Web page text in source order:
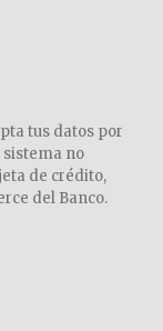
tus datos por
sistema no
de crédito,
del Banco.